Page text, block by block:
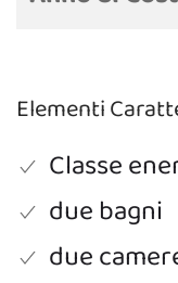
Elementi
Classe
due bagni
due